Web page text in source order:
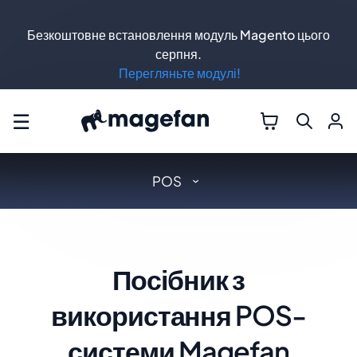
☰
POS
Посібник з
використання POS-
Безкоштовне встановлення модуль Magento цього
серпня.
Перегляньте модулі!